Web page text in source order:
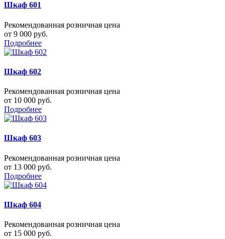
Шкаф 601
Рекомендованная розничная цена
от 9 000 руб.
Подробнее
Шкаф 602
Рекомендованная розничная цена
от 10 000 руб.
Подробнее
Шкаф 603
Рекомендованная розничная цена
от 13 000 руб.
Подробнее
Шкаф 604
Рекомендованная розничная цена
от 15 000 руб.